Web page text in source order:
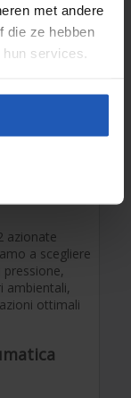
met andere
die ze hebben
services.
le valvole 3/2
per
tua
azionate
a scegliere
ambientali,
ottimali